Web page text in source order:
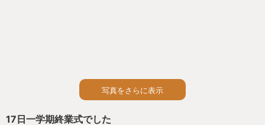
写真をさらに表示
17日一学期終業式でした